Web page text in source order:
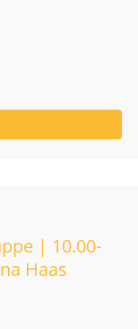
| 10.00-
Haas